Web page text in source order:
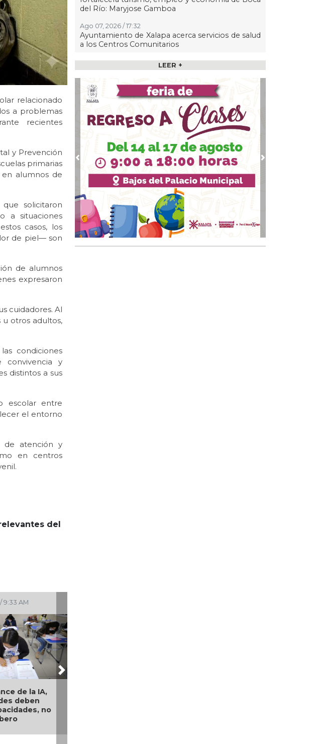
relacionado
a problemas
recientes
y Prevención
primarias
alumnos de
solicitaron
a situaciones
casos, los
de piel— son
de alumnos
expresaron
cuidadores. Al
u otros adultos,
condiciones
y
distintos a sus
escolar entre
el entorno
de atención y
en centros
del
Ago 03, 2026 / 11:00 AM
Comienza el pago de la
Beca Rita Cetina 2026:
calendario por apellido del
Next
del Río: Maryjose Gamboa
Ago 07, 2026 / 17:32
Ayuntamiento de Xalapa acerca servicios de salud
a los Centros Comunitarios
Ago 07, 2026 / 17:15
Ayuntamiento e ICATVER fortalecen capacitación
laboral en beneficio de las y los sanandrescanos
Ago 07, 2026 / 14:56
Quincena, no me abandones.... 😝😜🤣
Ago 07, 2026 / 14:47
Generar empleo y bienestar, prioridad para el
Gobierno de San Andrés Tuxtla: Rafa Fararoni
Ago 07, 2026 / 14:39
Hallan con vida a pescador desaparecido desde el
23 de julio en Uxpanapa
Ago 07, 2026 / 14:22
Resalta Pedro Miguel pensamiento de Diego
Ruzzarín y agradece respaldo de Rocío Nahle al
Festival del Mar
Impulsa Ayuntamiento de Veracruz cultura de la
LEER +
Previous Next